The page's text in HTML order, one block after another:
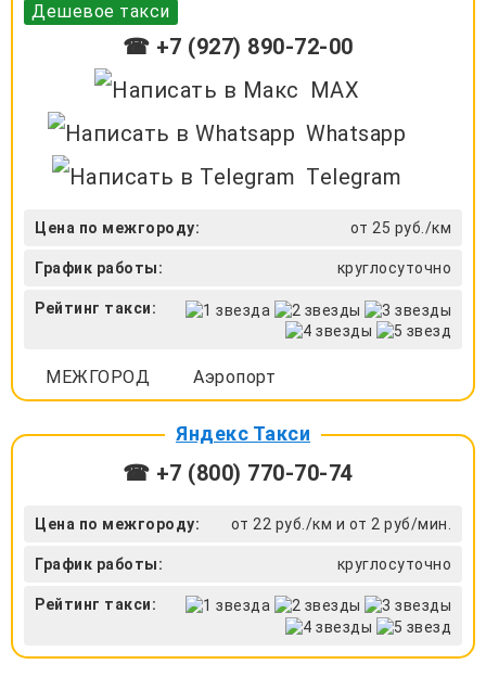
Дешевое такси
☎ +7 (927) 890-72-00
MAX
Whatsapp
Telegram
Цена по межгороду: от 25 руб./км
График работы: круглосуточно
Рейтинг такси:
МЕЖГОРОД Аэропорт
Яндекс Такси
☎ +7 (800) 770-70-74
Цена по межгороду: от 22 руб./км и от 2 руб/мин.
График работы: круглосуточно
Рейтинг такси: